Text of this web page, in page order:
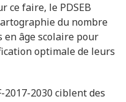
ce faire, le PDSEB
du nombre
en âge scolaire pour
optimale de leurs
2017-2030 ciblent des